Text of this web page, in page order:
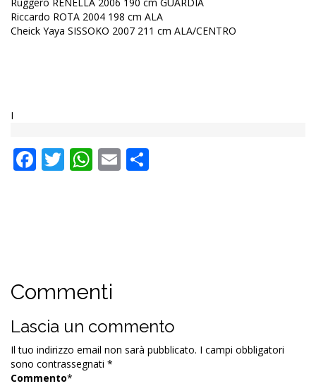
Ruggero RENELLA 2006 190 cm GUARDIA
Riccardo ROTA 2004 198 cm ALA
Cheick Yaya SISSOKO 2007 211 cm ALA/CENTRO
I
Facebook
Twitter
WhatsApp
Email
Commenti
Lascia un commento
Il tuo indirizzo email non sarà pubblicato. I campi obbligatori
sono contrassegnati *
Commento*